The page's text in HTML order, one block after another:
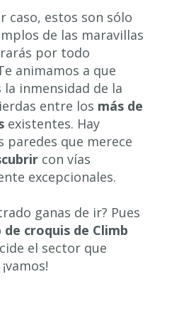
caso, estos son sólo
de las maravillas
por todo
animamos a que
la inmensidad de la
entre los más de
existentes. Hay
paredes que merece
con vías
excepcionales.
ganas de ir? Pues
de croquis de Climb
el sector que